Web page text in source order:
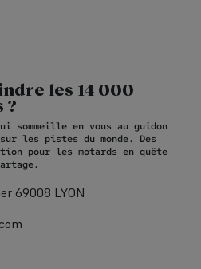
les 14 000
?
sommeille en vous au guidon
les pistes du monde. Des
pour les motards en quête
69008 LYON